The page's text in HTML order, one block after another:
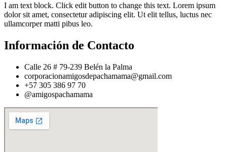
I am text block. Click edit button to change this text. Lorem ipsum
dolor sit amet, consectetur adipiscing elit. Ut elit tellus, luctus nec
ullamcorper matti pibus leo.
Información de Contacto
Calle 26 # 79-239 Belén la Palma
corporacionamigosdepachamama@gmail.com
+57 305 386 97 70
@amigospachamama